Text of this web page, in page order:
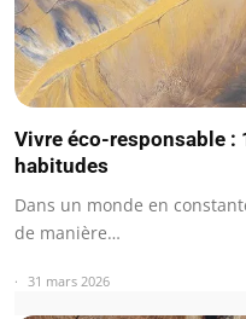
Vivre éco-responsable :
habitudes
Dans un monde en
de manière…
31 mars 2026